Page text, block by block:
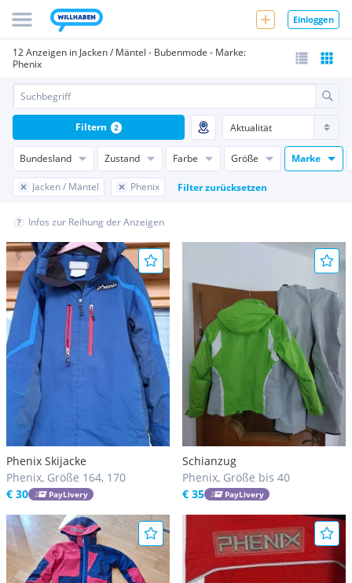
Einloggen
12 Anzeigen in Jacken / Mäntel - Bubenmode - Marke:
Phenix
Bundesland Zustand Farbe Größe Marke
Jacken / Mäntel Phenix Filter zurücksetzen
Filtern 2
Infos zur Reihung der Anzeigen
Phenix Skijacke
Phenix, Größe 164, 170
€ 30
PayLivery
Schianzug
Phenix, Größe bis 40
€ 35
PayLivery